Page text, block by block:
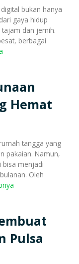
bukan hanya
gaya hidup
dan jernih.
berbagai
Hemat
tangga yang
pakaian. Namun,
bisa menjadi
Oleh
Pulsa